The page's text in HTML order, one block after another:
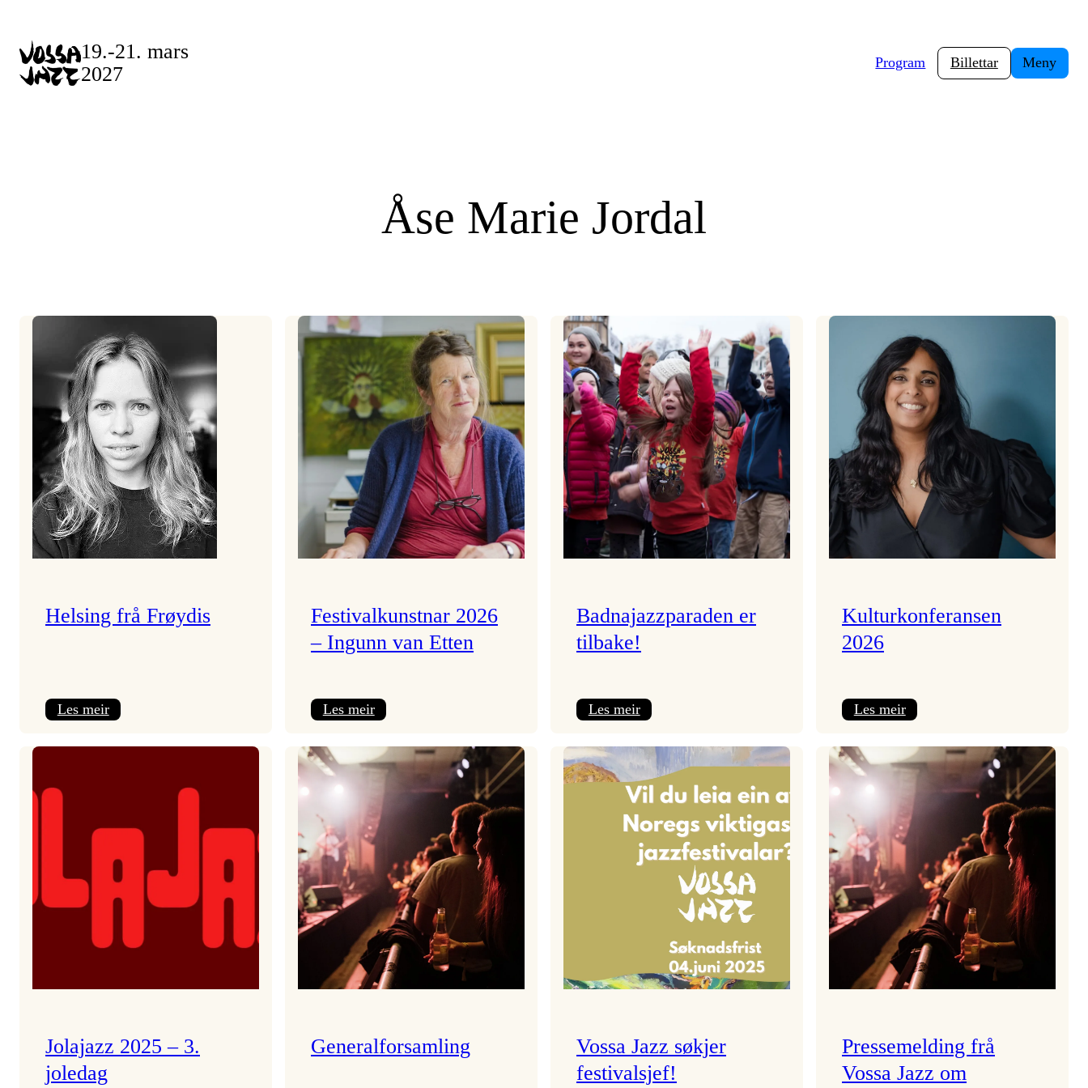
content
19.-21. mars
2027
Program Billettar Meny
Åse Marie Jordal
Helsing frå Frøydis
Les meir:
Festivalkunstnar 2026
– Ingunn van Etten
Les meir:
2026
–
Ingunn van Etten
Badnajazzparaden er
tilbake!
Les meir:
er
tilbake!
Kulturkonferansen
2026
Les meir:
2026
Jolajazz 2025 – 3.
joledag
Generalforsamling
Vossa Jazz søkjer
festivalsjef!
Pressemelding frå
Vossa Jazz om